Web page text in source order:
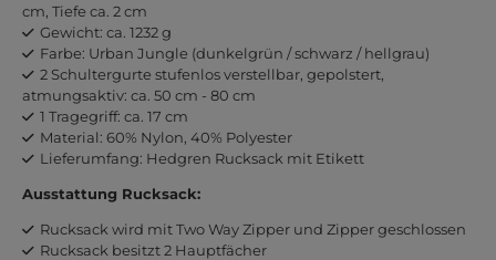
cm, Tiefe ca. 2 cm
Gewicht: ca. 1232 g
Farbe: Urban Jungle (dunkelgrün / schwarz / hellgrau)
2 Schultergurte stufenlos verstellbar, gepolstert,
atmungsaktiv: ca. 50 cm - 80 cm
1 Tragegriff: ca. 17 cm
Material: 60% Nylon, 40% Polyester
Lieferumfang: Hedgren Rucksack mit Etikett
Ausstattung Rucksack:
Rucksack wird mit Two Way Zipper und Zipper geschlossen
Rucksack besitzt 2 Hauptfächer